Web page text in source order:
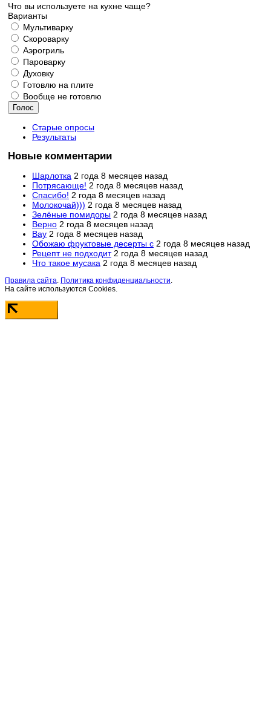
Что вы используете на кухне чаще?
Варианты
Мультиварку
Скороварку
Аэрогриль
Пароварку
Духовку
Готовлю на плите
Вообще не готовлю
Старые опросы
Результаты
Новые комментарии
Шарлотка 2 года 8 месяцев назад
Потрясающе! 2 года 8 месяцев назад
Спасибо! 2 года 8 месяцев назад
Молокочай))) 2 года 8 месяцев назад
Зелёные помидоры 2 года 8 месяцев назад
Верно 2 года 8 месяцев назад
Вау 2 года 8 месяцев назад
Обожаю фруктовые десерты с 2 года 8 месяцев назад
Рецепт не подходит 2 года 8 месяцев назад
Что такое мусака 2 года 8 месяцев назад
Правила сайта. Политика конфиденциальности.
На сайте используются Cookies.